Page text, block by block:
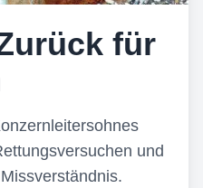
für
und